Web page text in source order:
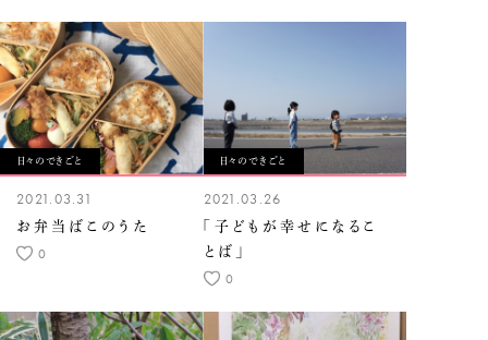
日々のできごと
2021.03.31
お弁当ばこのうた
0
日々のできごと
2021.03.26
「子どもが幸せになるこ
とば」
0